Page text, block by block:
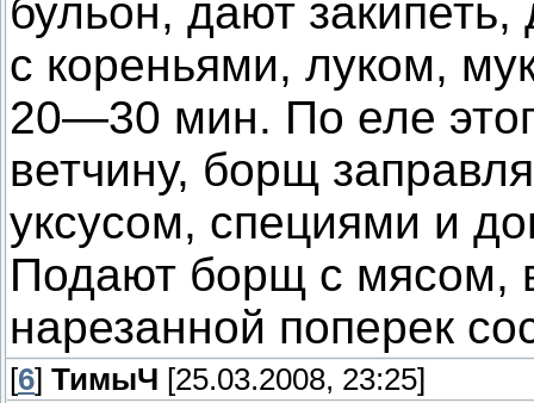
бульон, дают
с кореньями, луком,
20—30 мин. По еле
ветчину, борщ
уксусом, специями и
Подают борщ с мясом,
нарезанной поперек
[6] ТимыЧ [25.03.2008, 23:25]